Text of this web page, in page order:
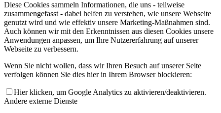
Diese Cookies sammeln Informationen, die uns - teilweise
zusammengefasst - dabei helfen zu verstehen, wie unsere Webseite
genutzt wird und wie effektiv unsere Marketing-Maßnahmen sind.
Auch können wir mit den Erkenntnissen aus diesen Cookies unsere
Anwendungen anpassen, um Ihre Nutzererfahrung auf unserer
Webseite zu verbessern.
Wenn Sie nicht wollen, dass wir Ihren Besuch auf unserer Seite
verfolgen können Sie dies hier in Ihrem Browser blockieren:
Hier klicken, um Google Analytics zu aktivieren/deaktivieren.
Andere externe Dienste